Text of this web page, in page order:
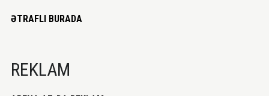
ƏTRAFLI BURADA
REKLAM